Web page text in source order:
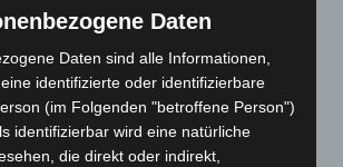
Daten
Daten sind alle Informationen,
identifizierte oder identifizierbare
(im Folgenden "betroffene Person")
identifizierbar wird eine natürliche
die direkt oder indirekt,